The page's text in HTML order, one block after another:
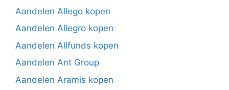
Aandelen Allego kopen
Aandelen Allegro kopen
Aandelen Allfunds kopen
Aandelen Ant Group
Aandelen Aramis kopen